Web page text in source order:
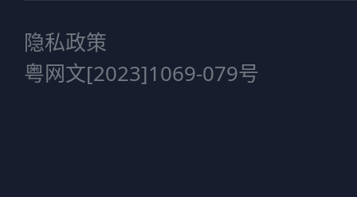
隐私政策
粤网文[2023]1069-079号